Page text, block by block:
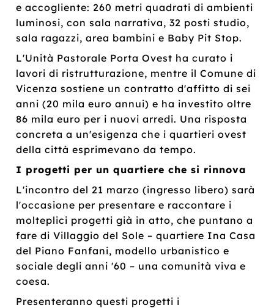
e accogliente: 260 metri quadrati di ambienti
luminosi, con sala narrativa, 32 posti studio,
sala ragazzi, area bambini e Baby Pit Stop.
L'Unità Pastorale Porta Ovest ha curato i
lavori di ristrutturazione, mentre il Comune di
Vicenza sostiene un contratto d'affitto di sei
anni (20 mila euro annui) e ha investito oltre
86 mila euro per i nuovi arredi. Una risposta
concreta a un'esigenza che i quartieri ovest
della città esprimevano da tempo.
I progetti per un quartiere che si rinnova
L'incontro del 21 marzo (ingresso libero) sarà
l'occasione per presentare e raccontare i
molteplici progetti già in atto, che puntano a
fare di Villaggio del Sole – quartiere Ina Casa
del Piano Fanfani, modello urbanistico e
sociale degli anni '60 – una comunità viva e
coesa.
Presenteranno questi progetti i